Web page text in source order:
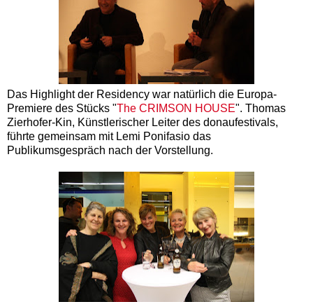
Das Highlight der Residency war natürlich die Europa-
Premiere des Stücks "The CRIMSON HOUSE". Thomas
Zierhofer-Kin, Künstlerischer Leiter des donaufestivals,
führte gemeinsam mit Lemi Ponifasio das
Publikumsgespräch nach der Vorstellung.